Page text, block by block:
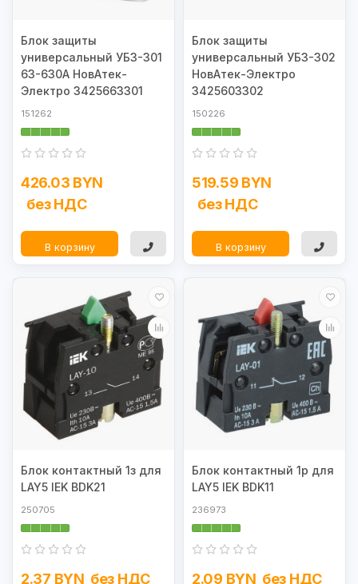
Блок защиты
универсальный УБЗ-301
63-630А НовАтек-
Электро 3425663301
151262
426.03 BYN
без НДС
В корзину
Блок защиты
универсальный УБЗ-302
НовАтек-Электро
3425603302
150226
519.59 BYN
без НДС
В корзину
Блок контактный 1з для
LAY5 IEK BDK21
250705
2.37 BYN без НДС
Блок контактный 1р для
LAY5 IEK BDK11
236973
2.09 BYN без НДС